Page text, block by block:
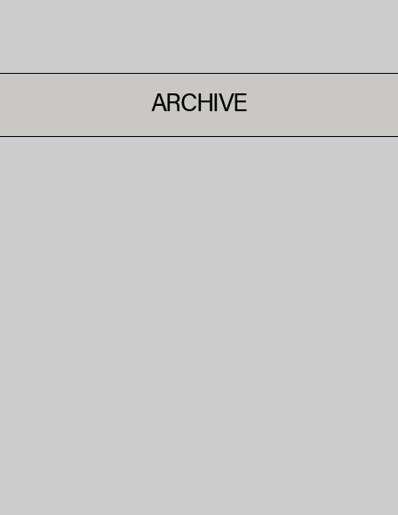
ARCHIVE